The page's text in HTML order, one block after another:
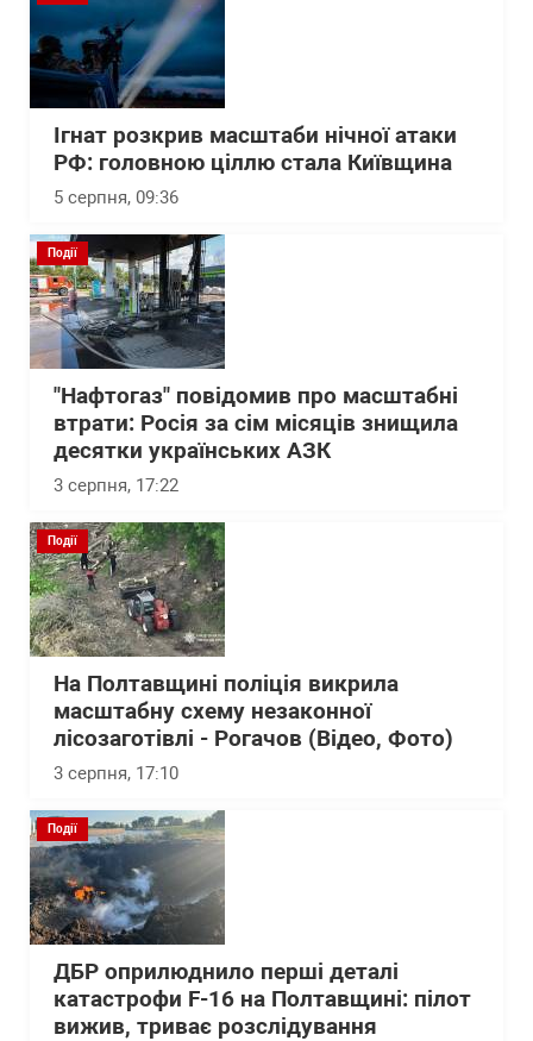
Ігнат розкрив масштаби нічної атаки
РФ: головною ціллю стала Київщина
5 серпня, 09:36
Події
"Нафтогаз" повідомив про масштабні
втрати: Росія за сім місяців знищила
десятки українських АЗК
3 серпня, 17:22
Події
На Полтавщині поліція викрила
масштабну схему незаконної
лісозаготівлі - Рогачов (Відео, Фото)
3 серпня, 17:10
Події
ДБР оприлюднило перші деталі
катастрофи F-16 на Полтавщині: пілот
вижив, триває розслідування